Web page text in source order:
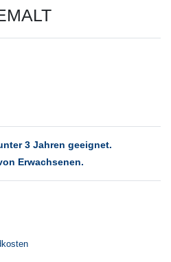
3 Jahren geeignet.
Erwachsenen.